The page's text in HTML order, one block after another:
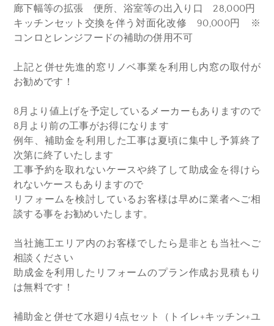
廊下幅等の拡張 便所、浴室等の出入り口 28,000円
キッチンセット交換を伴う対面化改修 90,000円 ※
コンロとレンジフードの補助の併用不可
上記と併せ先進的窓リノベ事業を利用し内窓の取付が
お勧めです！
8月より値上げを予定しているメーカーもありますので
8月より前の工事がお得になります
例年、補助金を利用した工事は夏頃に集中し予算終了
次第に終了いたします
工事予約を取れないケースや終了して助成金を得けら
れないケースもありますので
リフォームを検討しているお客様は早めに業者へご相
談する事をお勧めいたします。
当社施工エリア内のお客様でしたら是非とも当社へご
相談ください
助成金を利用したリフォームのプラン作成お見積もり
は無料です！
補助金と併せて水廻り4点セット（トイレ+キッチン+ユ